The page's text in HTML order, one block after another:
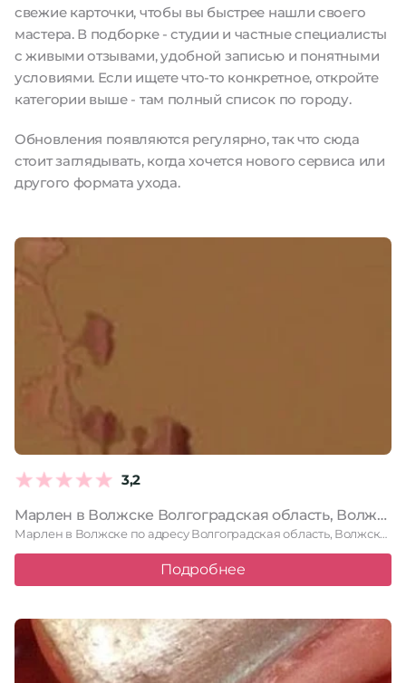
свежие карточки, чтобы вы быстрее нашли своего
мастера. В подборке - студии и частные специалисты
с живыми отзывами, удобной записью и понятными
условиями. Если ищете что-то конкретное, откройте
категории выше - там полный список по городу.
Обновления появляются регулярно, так что сюда
стоит заглядывать, когда хочется нового сервиса или
другого формата ухода.
3,2
Марлен в Волжске Волгоградская область, Волжский, Энгельса, 53, 1 этаж
Марлен в Волжске по адресу Волгоградская область, Волжский, Энгельса, 53, …
Подробнее